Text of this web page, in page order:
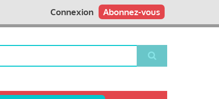
Abonnez-vous
Connexion